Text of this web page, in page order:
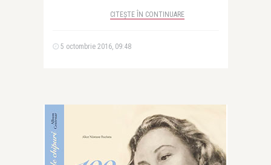
CITEȘTE ÎN CONTINUARE
5 octombrie 2016, 09:48